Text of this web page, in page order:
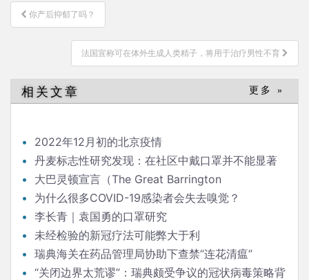
文
章
你产后抑郁了吗？
法国宣称可在体外生成人类精子，将用于治疗男性不育
相关文章 更多 »
2022年12月初的北京疫情
丹麦标志性研究发现：在社区中戴口罩并不能显著
降低（新冠）感染率
大巴灵顿宣言（The Great Barrington
Declaration）
为什么很多COVID-19感染者会失去嗅觉？
李长青｜袁国勇的口罩研究
未经检验的新冠疗法可能弊大于利
瑞典海关在药品管理局协助下查禁“连花清瘟”
“关闭边界太荒谬”：瑞典颇受争议的冠状病毒策略背